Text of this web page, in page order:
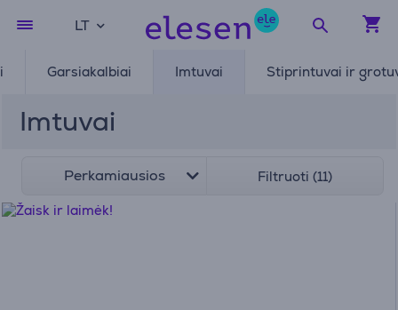
LT
Garsiakalbiai Imtuvai Stiprintuvai ir
Imtuvai
Perkamiausios Filtruoti (11)